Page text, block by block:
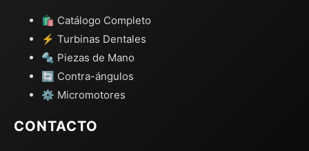
🛍️ Catálogo Completo
⚡ Turbinas Dentales
🔩 Piezas de Mano
🔄 Contra-ángulos
⚙️ Micromotores
CONTACTO